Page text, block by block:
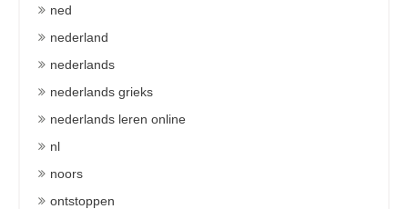
ned
nederland
nederlands
nederlands grieks
nederlands leren online
nl
noors
ontstoppen